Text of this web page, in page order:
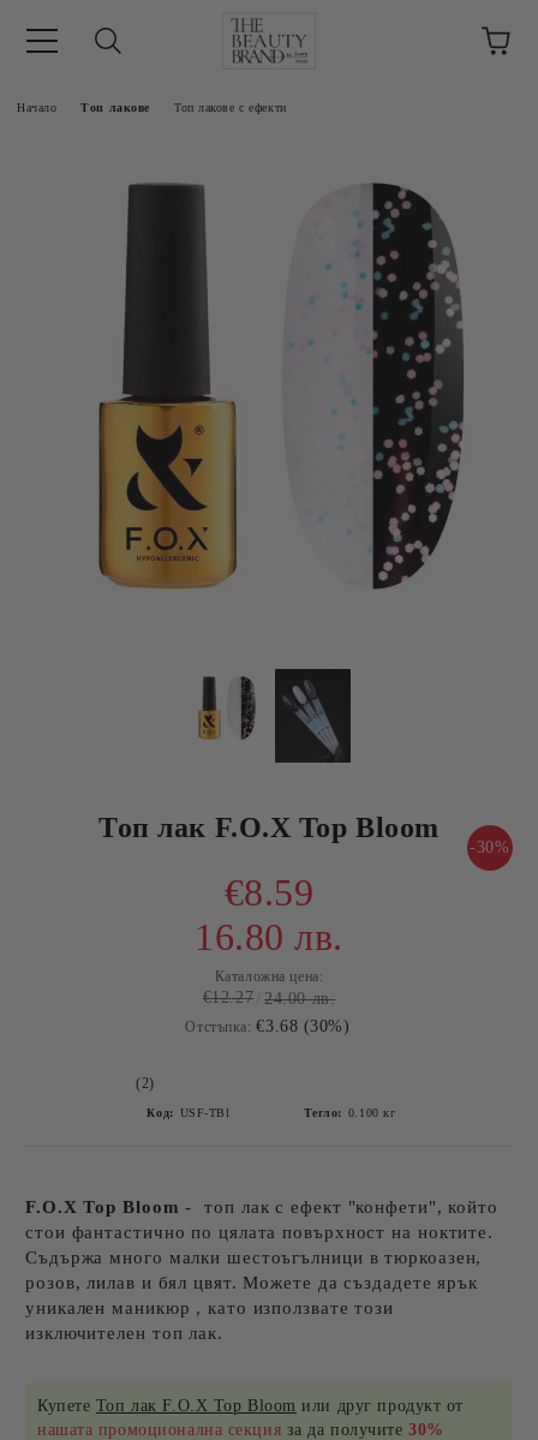
Начало Топ лакове Топ лакове с ефекти
Топ лак F.O.X Top Bloom
-30%
€8.59
16.80 лв.
Каталожна цена:
€12.27 24.00 лв.
Отстъпка: €3.68 (30%)
(2)
Код: USF-TBl Тегло: 0.100 кг
F.O.X Top Bloom- топ лак с ефект "конфети", който
стои фантастично по цялата повърхност на ноктите.
Съдържа много малки шестоъгълници в тюркоазен,
розов, лилав и бял цвят. Можете да създадете ярък
уникален маникюр , като използвате този
изключителен топ лак.
Купете Топ лак F.O.X Top Bloom или друг продукт от
нашата промоционална секция за да получите30%